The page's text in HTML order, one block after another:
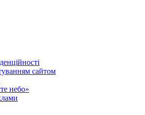
сайтом
небо»